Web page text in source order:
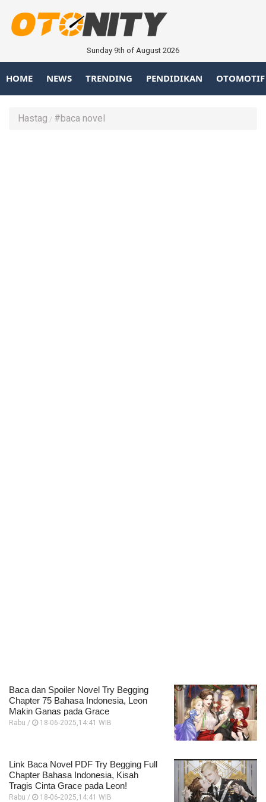
Sunday 9th of August 2026
HOME NEWS TRENDING PENDIDIKAN OTOMOTIF
Hastag #baca novel
Baca dan Spoiler Novel Try Begging
Chapter 75 Bahasa Indonesia, Leon
Makin Ganas pada Grace
Rabu / 18-06-2025,14:41 WIB
Link Baca Novel PDF Try Begging Full
Chapter Bahasa Indonesia, Kisah
Tragis Cinta Grace pada Leon!
Rabu / 18-06-2025,14:41 WIB